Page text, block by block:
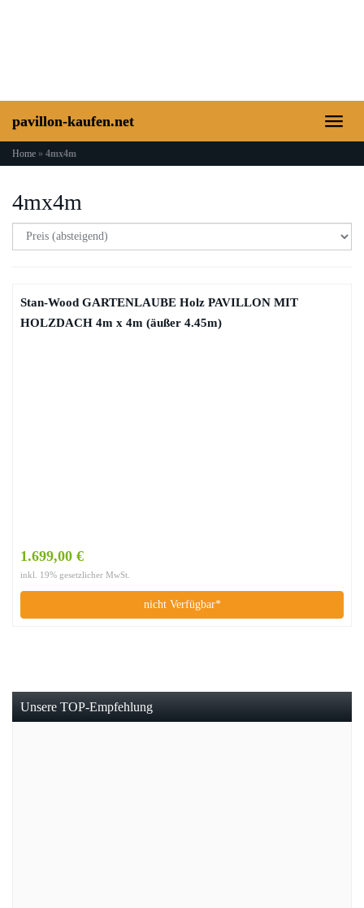
Toggle
pavillon-kaufen.net
Home » 4mx4m
4mx4m
Stan-Wood GARTENLAUBE Holz PAVILLON MIT
HOLZDACH 4m x 4m (äußer 4.45m)
1.699,00 €
inkl. 19% gesetzlicher MwSt.
nicht Verfügbar*
Unsere TOP-Empfehlung